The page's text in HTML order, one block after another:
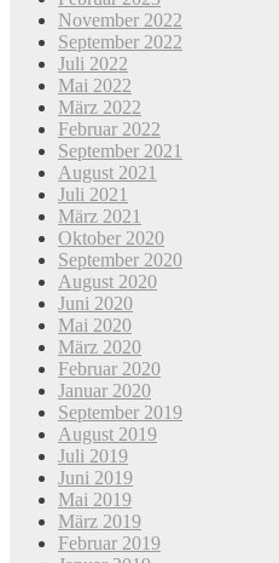
November 2022
September 2022
Juli 2022
Mai 2022
März 2022
Februar 2022
September 2021
August 2021
Juli 2021
März 2021
Oktober 2020
September 2020
August 2020
Juni 2020
Mai 2020
März 2020
Februar 2020
Januar 2020
September 2019
August 2019
Juli 2019
Juni 2019
Mai 2019
März 2019
Februar 2019